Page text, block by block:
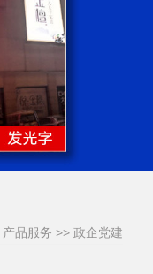
产品服务 >>政企党建